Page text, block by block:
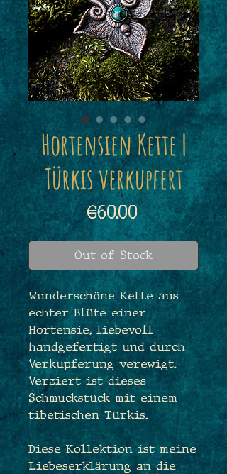
Hortensien Kette |
Türkis verkupfert
€60.00Price
Out of Stock
Wunderschöne Kette aus
echter Blüte einer
Hortensie, liebevoll
handgefertigt und durch
Verkupferung verewigt.
Verziert ist dieses
Schmuckstück mit einem
tibetischen Türkis.
Diese Kollektion ist meine
Liebeserklärung an die